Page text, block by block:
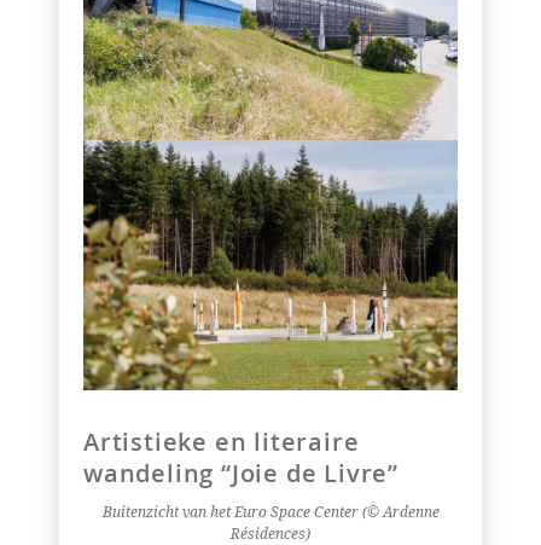
Artistieke en literaire
wandeling “Joie de Livre”
Buitenzicht van het Euro Space Center (© Ardenne
Résidences)